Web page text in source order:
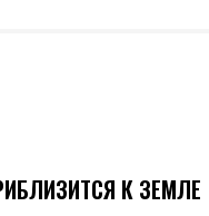
К ЗЕМЛЕ